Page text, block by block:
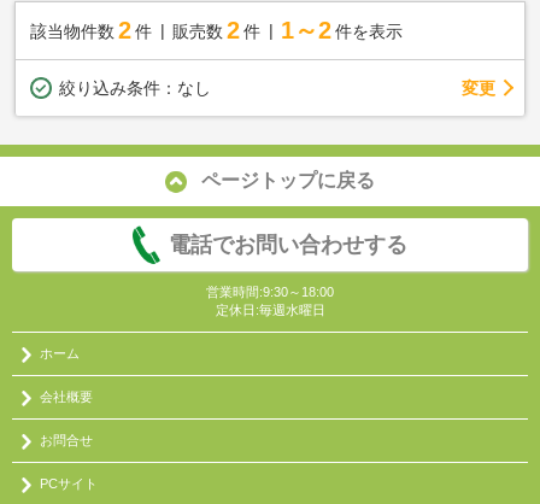
該当物件数 2件 販売数 2 件 1～2 件を表示
絞り込み条件： なし 変更
ページトップに戻る
電話でお問い合わせする
営業時間:9:30～18:00
定休日:毎週水曜日
ホーム
会社概要
お問合せ
PCサイト